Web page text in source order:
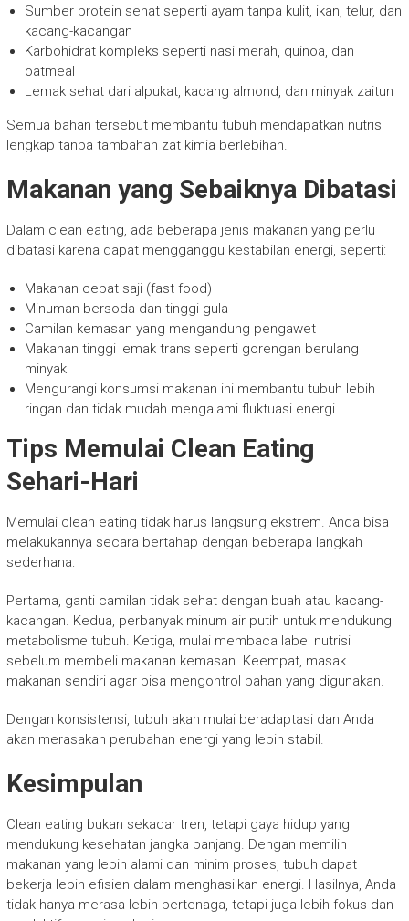
Sumber protein sehat seperti ayam tanpa kulit, ikan, telur, dan
kacang-kacangan
Karbohidrat kompleks seperti nasi merah, quinoa, dan
oatmeal
Lemak sehat dari alpukat, kacang almond, dan minyak zaitun
Semua bahan tersebut membantu tubuh mendapatkan nutrisi
lengkap tanpa tambahan zat kimia berlebihan.
Makanan yang Sebaiknya Dibatasi
Dalam clean eating, ada beberapa jenis makanan yang perlu
dibatasi karena dapat mengganggu kestabilan energi, seperti:
Makanan cepat saji (fast food)
Minuman bersoda dan tinggi gula
Camilan kemasan yang mengandung pengawet
Makanan tinggi lemak trans seperti gorengan berulang
minyak
Mengurangi konsumsi makanan ini membantu tubuh lebih
ringan dan tidak mudah mengalami fluktuasi energi.
Tips Memulai Clean Eating
Sehari-Hari
Memulai clean eating tidak harus langsung ekstrem. Anda bisa
melakukannya secara bertahap dengan beberapa langkah
sederhana:
Pertama, ganti camilan tidak sehat dengan buah atau kacang-
kacangan. Kedua, perbanyak minum air putih untuk mendukung
metabolisme tubuh. Ketiga, mulai membaca label nutrisi
sebelum membeli makanan kemasan. Keempat, masak
makanan sendiri agar bisa mengontrol bahan yang digunakan.
Dengan konsistensi, tubuh akan mulai beradaptasi dan Anda
akan merasakan perubahan energi yang lebih stabil.
Kesimpulan
Clean eating bukan sekadar tren, tetapi gaya hidup yang
mendukung kesehatan jangka panjang. Dengan memilih
makanan yang lebih alami dan minim proses, tubuh dapat
bekerja lebih efisien dalam menghasilkan energi. Hasilnya, Anda
tidak hanya merasa lebih bertenaga, tetapi juga lebih fokus dan